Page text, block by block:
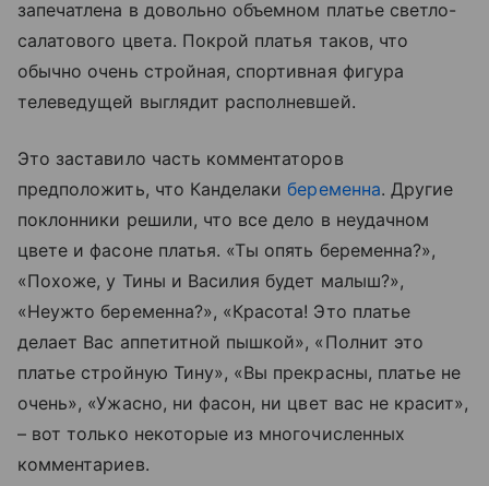
запечатлена в довольно объемном платье светло-
салатового цвета. Покрой платья таков, что
обычно очень стройная, спортивная фигура
телеведущей выглядит располневшей.
Это заставило часть комментаторов
предположить, что Канделакибеременна. Другие
поклонники решили, что все дело в неудачном
цвете и фасоне платья. «Ты опять беременна?»,
«Похоже, у Тины и Василия будет малыш?»,
«Неужто беременна?», «Красота! Это платье
делает Вас аппетитной пышкой», «Полнит это
платье стройную Тину», «Вы прекрасны, платье не
очень», «Ужасно, ни фасон, ни цвет вас не красит»,
– вот только некоторые из многочисленных
комментариев.